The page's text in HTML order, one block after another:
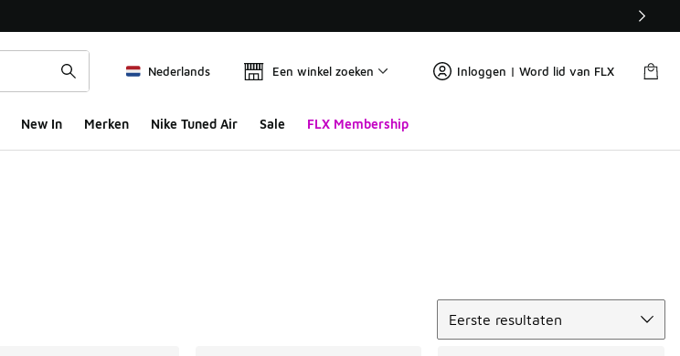
Nederlands Een winkel zoeken Inloggen | Word lid van FLX
New In Merken Nike Tuned Air Sale FLX Membership
Eerste resultaten